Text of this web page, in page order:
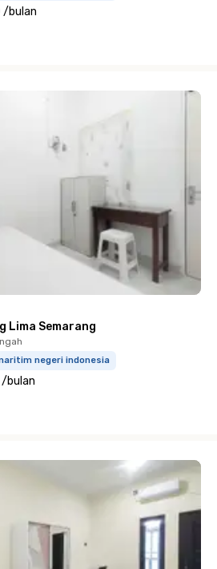
/bulan
Lima Semarang
negeri indonesia
/bulan